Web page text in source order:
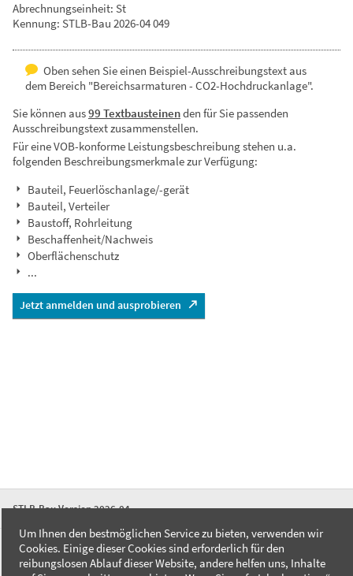
Abrechnungseinheit: St
Kennung: STLB-Bau 2026-04 049
Oben sehen Sie einen Beispiel-Ausschreibungstext aus
dem Bereich "Bereichsarmaturen - CO2-Hochdruckanlage".
Sie können aus99 Textbausteinenden für Sie passenden
Ausschreibungstext zusammenstellen.
Für eine VOB-konforme Leistungsbeschreibung stehen u.a.
folgenden Beschreibungsmerkmale zur Verfügung:
Bauteil, Feuerlöschanlage/-gerät
Bauteil, Verteiler
Baustoff, Rohrleitung
Beschaffenheit/Nachweis
Oberflächenschutz
...
Jetzt anmelden und ausprobieren
STLB-Bau Version 2026-04
FAQ
Kontakt
Um Ihnen den bestmöglichen Service zu bieten, verwenden wir
Cookies. Einige dieser Cookies sind erforderlich für den
reibungslosen Ablauf dieser Website, andere helfen uns, Inhalte